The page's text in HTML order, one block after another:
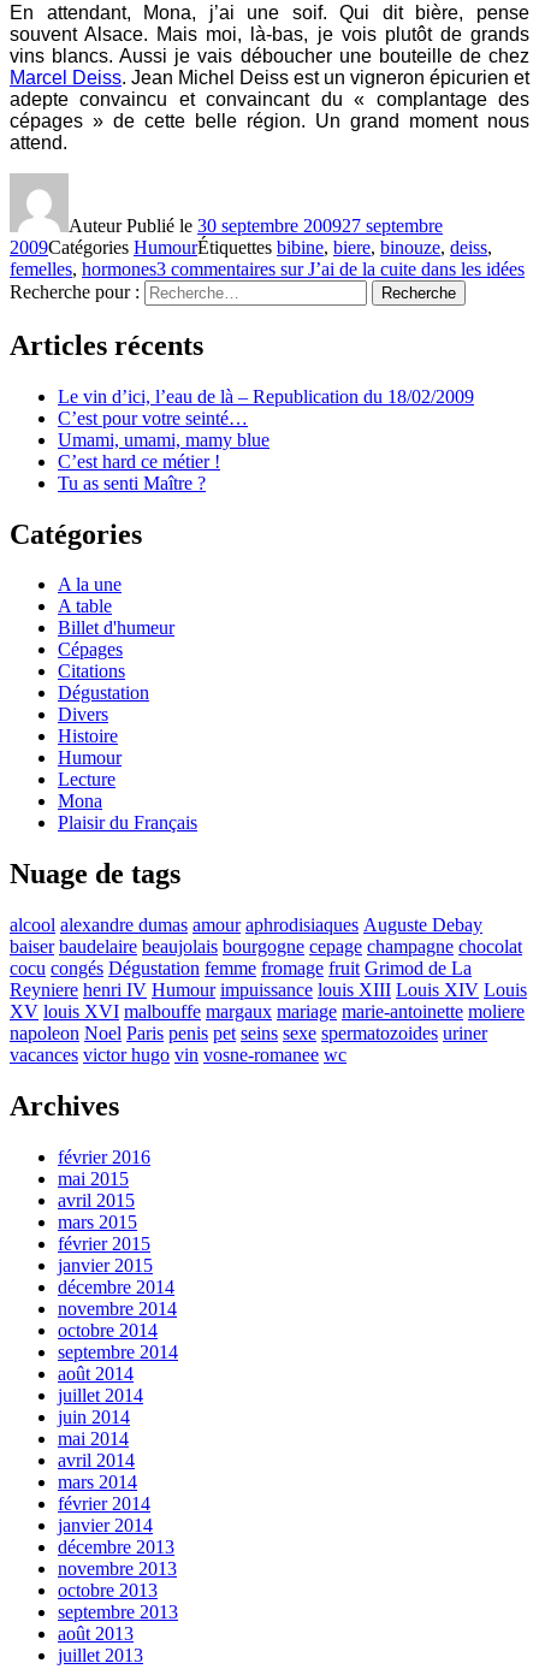
En attendant, Mona, j’ai une soif. Qui dit bière, pense
souvent Alsace. Mais moi, là-bas, je vois plutôt de grands
vins blancs. Aussi je vais déboucher une bouteille de chez
Marcel Deiss. Jean Michel Deiss est un vigneron épicurien et
adepte convaincu et convaincant du « complantage des
cépages » de cette belle région. Un grand moment nous
attend.
AuteurPublié le 30 septembre 200927 septembre
2009Catégories HumourÉtiquettes bibine, biere, binouze, deiss,
femelles, hormones3 commentaires sur J’ai de la cuite dans les idées
Recherche pour :
Recherche
Articles récents
Le vin d’ici, l’eau de là – Republication du 18/02/2009
C’est pour votre seinté…
Umami, umami, mamy blue
C’est hard ce métier !
Tu as senti Maître ?
Catégories
A la une
A table
Billet d'humeur
Cépages
Citations
Dégustation
Divers
Histoire
Humour
Lecture
Mona
Plaisir du Français
Nuage de tags
alcool alexandre dumas amour aphrodisiaques Auguste Debay
baiser baudelaire beaujolais bourgogne cepage champagne chocolat
cocu congés Dégustation femme fromage fruit Grimod de La
Reyniere henri IV Humour impuissance louis XIII Louis XIV Louis
XV louis XVI malbouffe margaux mariage marie-antoinette moliere
napoleon Noel Paris penis pet seins sexe spermatozoides uriner
vacances victor hugo vin vosne-romanee wc
Archives
février 2016
mai 2015
avril 2015
mars 2015
février 2015
janvier 2015
décembre 2014
novembre 2014
octobre 2014
septembre 2014
août 2014
juillet 2014
juin 2014
mai 2014
avril 2014
mars 2014
février 2014
janvier 2014
décembre 2013
novembre 2013
octobre 2013
septembre 2013
août 2013
juillet 2013